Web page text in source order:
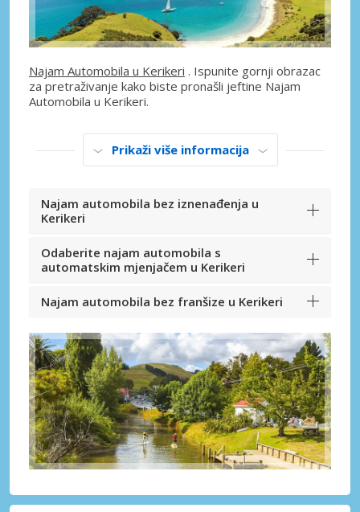
Najam Automobila u Kerikeri . Ispunite gornji obrazac
za pretraživanje kako biste pronašli jeftine Najam
Automobila u Kerikeri.
Prikaži više informacija
Najam automobila bez iznenađenja u
Kerikeri
Odaberite najam automobila s
automatskim mjenjačem u Kerikeri
Najam automobila bez franšize u Kerikeri